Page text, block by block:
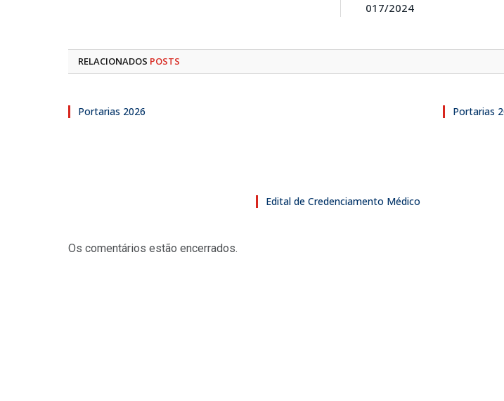
017/2024
RELACIONADOS POSTS
Portarias 2026
Edital de Credenciamento Médico
Portarias
Os comentários estão encerrados.